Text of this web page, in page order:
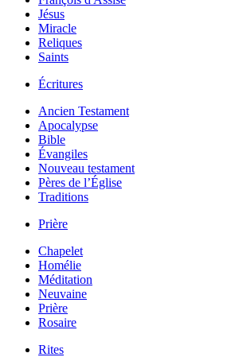
Jésus
Miracle
Reliques
Saints
Écritures
Ancien Testament
Apocalypse
Bible
Évangiles
Nouveau testament
Pères de l’Église
Traditions
Prière
Chapelet
Homélie
Méditation
Neuvaine
Prière
Rosaire
Rites